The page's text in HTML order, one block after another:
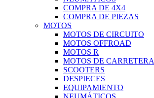
COMPRA DE 4X4
COMPRA DE PIEZAS
MOTOS
MOTOS DE CIRCUITO
MOTOS OFFROAD
MOTOS R
MOTOS DE CARRETERA
SCOOTERS
DESPIECES
EQUIPAMIENTO
NEUMÁTICOS